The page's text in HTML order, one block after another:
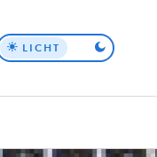
Top
LICHT